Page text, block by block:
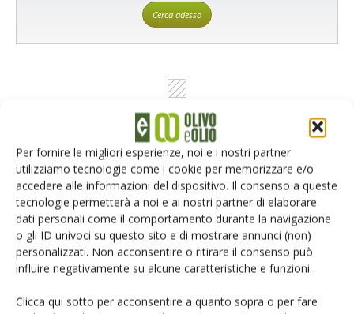
Per fornire le migliori esperienze, noi e i nostri partner
utilizziamo tecnologie come i cookie per memorizzare e/o
accedere alle informazioni del dispositivo. Il consenso a queste
tecnologie permetterà a noi e ai nostri partner di elaborare
dati personali come il comportamento durante la navigazione
o gli ID univoci su questo sito e di mostrare annunci (non)
personalizzati. Non acconsentire o ritirare il consenso può
influire negativamente su alcune caratteristiche e funzioni.
Clicca qui sotto per acconsentire a quanto sopra o per fare
Cerca adesso
Dalla stessa categoria
NEWS 7 Marzo 2024
Il gruppo Tecniche Nuove
acquisisce il 100% di REDA
Si tratta di un marchio storico nella produzione di libri per gli istituti